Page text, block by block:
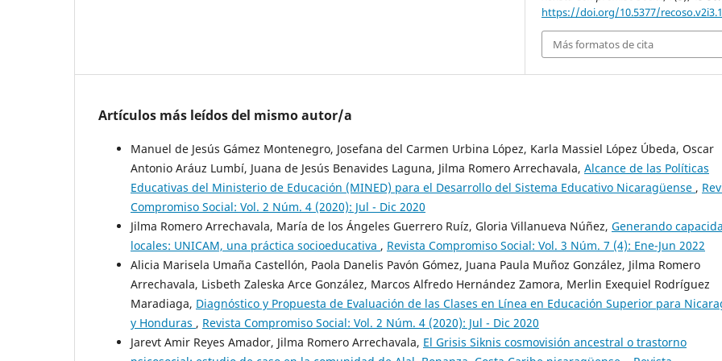
https://doi.org/10.5377/
Más formatos de cita
Artículos más leídos del mismo autor/a
Manuel de Jesús Gámez Montenegro, Josefana del Carmen Urbina López, Karla Massiel López Úbeda, Oscar
Antonio Aráuz Lumbí, Juana de Jesús Benavides Laguna, Jilma Romero Arrechavala, Alcance de las Políticas
Educativas del Ministerio de Educación (MINED) para el Desarrollo del Sistema Educativo Nicaragüense ,
Compromiso Social: Vol. 2 Núm. 4 (2020): Jul - Dic 2020
Jilma Romero Arrechavala, María de los Ángeles Guerrero Ruíz, Gloria Villanueva Núñez, Generando
locales: UNICAM, una práctica socioeducativa , Revista Compromiso Social: Vol. 3 Núm. 7 (4): Ene-Jun 2022
Alicia Marisela Umaña Castellón, Paola Danelis Pavón Gómez, Juana Paula Muñoz González, Jilma Romero
Arrechavala, Lisbeth Zaleska Arce González, Marcos Alfredo Hernández Zamora, Merlin Exequiel Rodríguez
Maradiaga, Diagnóstico y Propuesta de Evaluación de las Clases en Línea en Educación Superior para
y Honduras , Revista Compromiso Social: Vol. 2 Núm. 4 (2020): Jul - Dic 2020
Jarevt Amir Reyes Amador, Jilma Romero Arrechavala, El Grisis Siknis cosmovisión ancestral o trastorno